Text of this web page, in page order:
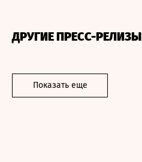
ДРУГИЕ ПРЕСС-РЕЛИЗЫ
Показать еще